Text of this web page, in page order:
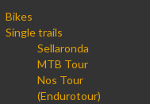
Bikes
Single trails
Sellaronda
MTB Tour
Nos Tour
(Endurotour)